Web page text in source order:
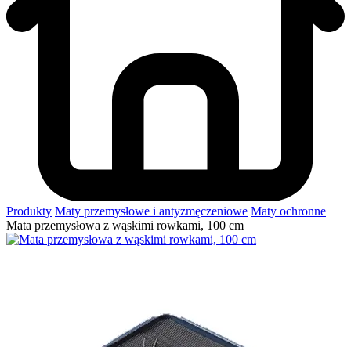
Produkty Maty przemysłowe i antyzmęczeniowe Maty ochronne
Mata przemysłowa z wąskimi rowkami, 100 cm